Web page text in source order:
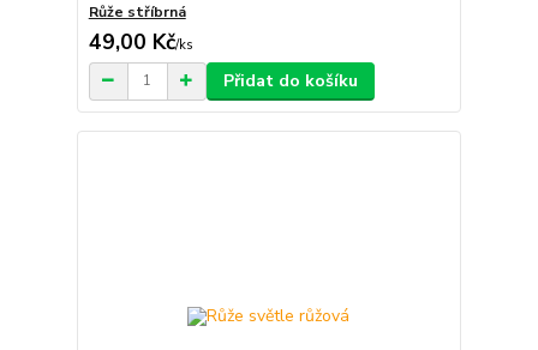
Růže stříbrná
49,00 Kč/ks
Přidat do košíku